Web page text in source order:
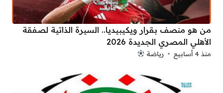
من هو منصف بقرار ويكيبيديا.. السيرة الذاتية لصفقة
الأهلي المصري الجديدة 2026
منذ 4 أسابيع رياضة